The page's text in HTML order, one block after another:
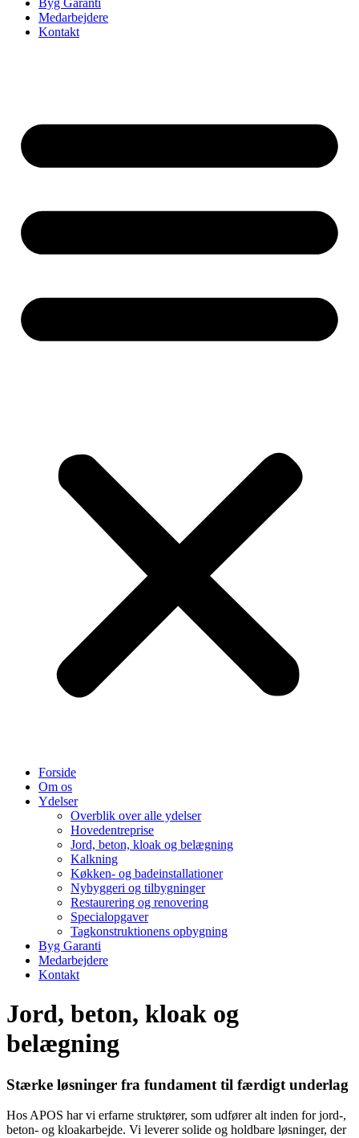
Medarbejdere
Kontakt
Forside
Om os
Ydelser
Overblik over alle ydelser
Hovedentreprise
Jord, beton, kloak og belægning
Kalkning
Køkken- og badeinstallationer
Nybyggeri og tilbygninger
Restaurering og renovering
Specialopgaver
Tagkonstruktionens opbygning
Byg Garanti
Medarbejdere
Kontakt
Jord, beton, kloak og
belægning
Stærke løsninger fra fundament til færdigt underlag
Hos APOS har vi erfarne struktører, som udfører alt inden for jord-,
beton- og kloakarbejde. Vi leverer solide og holdbare løsninger, der